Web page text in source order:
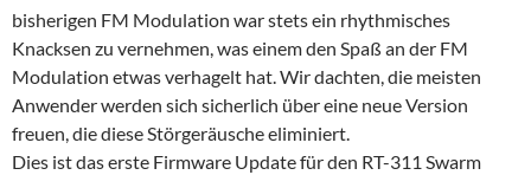
bisherigen FM Modulation war stets ein rhythmisches
Knacksen zu vernehmen, was einem den Spaß an der FM
Modulation etwas verhagelt hat. Wir dachten, die meisten
Anwender werden sich sicherlich über eine neue Version
freuen, die diese Störgeräusche eliminiert.
Dies ist das erste Firmware Update für den RT-311 Swarm